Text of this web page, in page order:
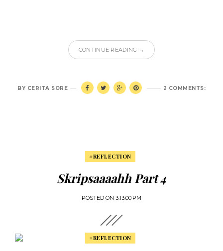
CONTINUE READING →
2 COMMENTS:
BY CERITA SORE
#REFLECTION
Skripsaaaahh Part 4
POSTED ON 3:13:00 PM
#REFLECTION